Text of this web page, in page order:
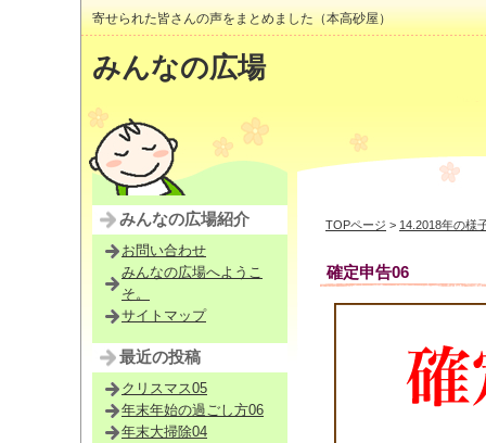
寄せられた皆さんの声をまとめました（本高砂屋）
みんなの広場
TOPページ > 14.2018年の様
確定申告06
みんなの広場紹介
お問い合わせ
みんなの広場へようこ
そ。
サイトマップ
最近の投稿
クリスマス05
年末年始の過ごし方06
年末大掃除04